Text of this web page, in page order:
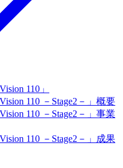
110」
110 －Stage2－」概要
110 －Stage2－」事業
110 －Stage2－」成果